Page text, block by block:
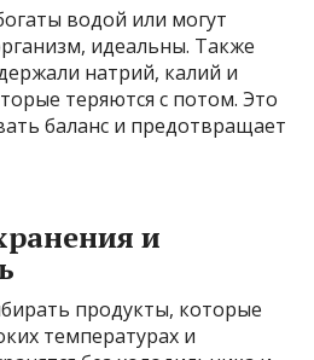
водой или могут
идеальны. Также
натрий, калий и
теряются с потом. Это
баланс и предотвращает
и
продукты, которые
температурах и